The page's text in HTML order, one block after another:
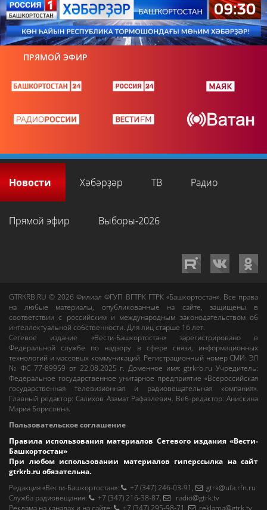
ПРЯМОЙ ЭФИР
Новости Хәбәрҙәр ТВ Радио
Прямой эфир Выборы-2026
GTRKRB.RU © 2026Филиал ФГУП ВГТРК ГТРК «Башкортостан». Все права
на любые материалы, опубликованные на сайте, защищены в
соответствии с российским и международным законодательством об
интеллектуальной собственности. Для лиц старше 16 лет.
Сетевое издание «Вести-Башкортостан»зарегистрировано в
Федеральной службе по надзору в сфере связи, информационных
технологий и массовых коммуникаций. Регистрационный номер СМИ: ЭЛ
№ ФС 77-89959 от 22.08.2025 г. Доменное имя:gtrkrb.ru Учредитель:
Федеральное государственное унитарное предприятие «Всероссийская
государственная телевизионная и радиовещательная компания».
Главный редактор:Салихов Азамат Рафаэлевич. Веб-редактор:Анискина
Мария Борисовна.
Пользовательское соглашение
Правила использования материалов Сетевого издания «Вести-
Башкортостан»
При любом использовании материалов гиперссылка на сайт
gtrkrb.ru обязательна.
Редакция «Вести-Башкортостан»: +7 (347) 246-03-91 ,
gtrk@ufa.rfn.ru
Cлужба радиовещания: +7 (347) 216-38-87,
radio@gtrk.tv
Реклама на каналах и на сайте: +7 (347) 295-98-71 reklama@gtrk.tv